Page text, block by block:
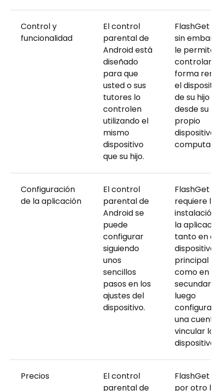
Control y
funcionalidad
El control
parental de
Android está
diseñado
para que
usted o sus
tutores lo
controlen
utilizando el
mismo
dispositivo
que su hijo.
FlashGet
sin
le permite
controlar
forma
el
de su hijo
desde su
propio
dispositivo
Configuración
de la aplicación
El control
parental de
Android se
puede
configurar
siguiendo
unos
sencillos
pasos en los
ajustes del
dispositivo.
FlashGet
requiere la
instalación
la
tanto en el
dispositivo
principal
como en el
secundario,
luego
configurar
una cuenta
vincular los
dispositivos.
Precios
El control
parental de
FlashGet
por otro